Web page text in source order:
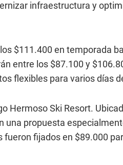
infraestructura y
$111.400 en temporada
entre los $87.100 y
flexibles para varios días
Hermoso Ski Resort.
una propuesta
fijados en $89.000